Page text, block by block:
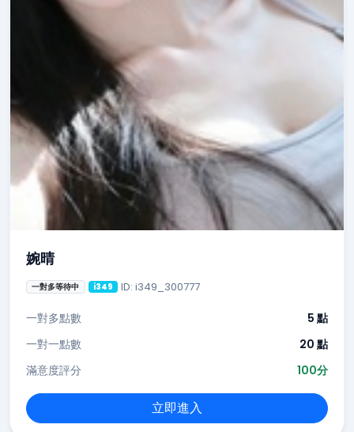
婉晴
一對多等待中 i349 ID: i349_300777
一對多點數
5 點
一對一點數
20 點
滿意度評分
100分
立即進入